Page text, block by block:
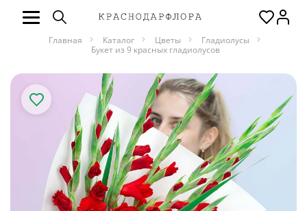
Главная Каталог Цветы
Гладиолусы
Букет из 9 красных гладиолусов